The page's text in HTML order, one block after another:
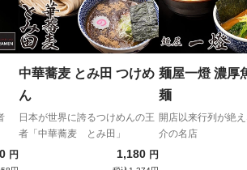
円
中華蕎麦 とみ田 つけめ
ん
日本が世界に誇るつけめんの王
者「中華蕎麦 とみ田」
1,180 円
麺屋一燈 濃厚
麺
開店以来行列が絶
介の名店